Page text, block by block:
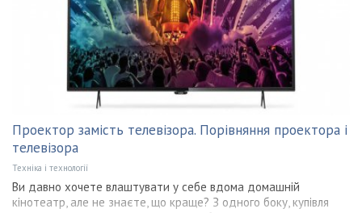
Проектор замість телевізора. Порівняння проектора і
телевізора
Техніка і технології
Ви давно хочете влаштувати у себе вдома домашній
кінотеатр, але не знаєте, що краще? З одного боку, купівля